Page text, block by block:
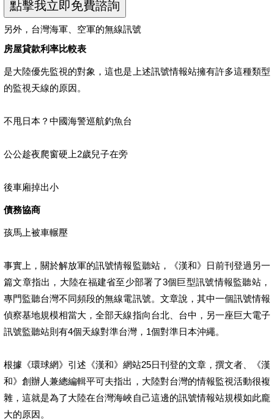
另外，台灣海軍、空軍的無線訊號
房屋貸款利率比較表
是大陸優先監視的對象，這也是上述訊號情報站擁有許多這種類型
的監視天線的原因。
不甩日本？中國海警巡航釣魚台
公公趁夜爬窗硬上2歲兒子在旁
後車廂掉出小
債務協商
孩馬上被車輾壓
事實上，關於解放軍的訊號情報監聽站，《漢和》日前刊登過另一
篇文章指出，大陸在福建省至少部署了3個巨型訊號情報監聽站，
專門監聽台灣不同頻段的無線電訊號。文章說，其中一個訊號情報
偵察基地規模相當大，全部天線指向台北、台中，另一座巨大電子
訊號監聽站則有4個天線對準台灣，1個對準日本沖繩。
根據《環球網》引述《漢和》網站25日刊登的文章，撰文者、《漢
和》創辦人兼總編輯平可夫指出，大陸對台灣的情報監視活動很複
雜，這就是為了大陸在台灣海峽自己這邊的訊號情報站規模如此龐
大的原因。